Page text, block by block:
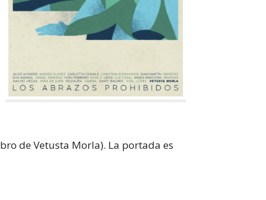
de Vetusta Morla). La portada es